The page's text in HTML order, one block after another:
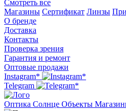
Смотреть все
Магазины Сертификат Линзы
О бренде
Доставка
Контакты
Проверка зрения
Гарантия и ремонт
Оптовые продажи
Instagram*
Telegram
Оптика Солнце Объекты